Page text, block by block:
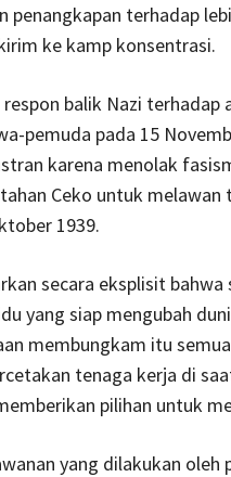
terhadap
ke kamp konsentrasi.
balik Nazi terhadap
pemuda pada 15
karena menolak
Ceko untuk melawan
1939.
secara eksplisit bahwa
yang siap mengubah
membungkam itu
tenaga kerja di
pilihan untuk
yang dilakukan oleh